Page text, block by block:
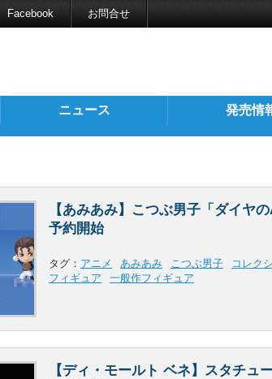
Facebook お問合せ
ニュース 発売情
【あみあみ】こつぶ男子「ダイヤ
予約開始
タグ： アニメ あみあみ こつぶ男子 コレク
フィギュア
一般作フィギュア
【ディ・モールト ベネ】スタチュ